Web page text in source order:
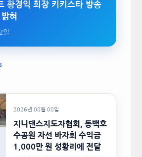
황경익 회장 키키스타 방송
혀
일
2026년 08월 08일
지니댄스지도자협회, 동백호
수공원 자선 바자회 수익금
1,000만 원 성황리에 전달